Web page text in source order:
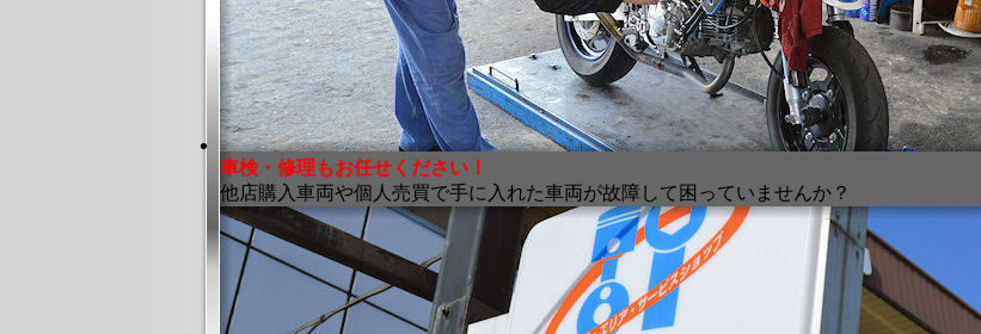
車検・修理もお任せください！
他店購入車両や個人売買で手に入れた車両が故障して困っていませんか？